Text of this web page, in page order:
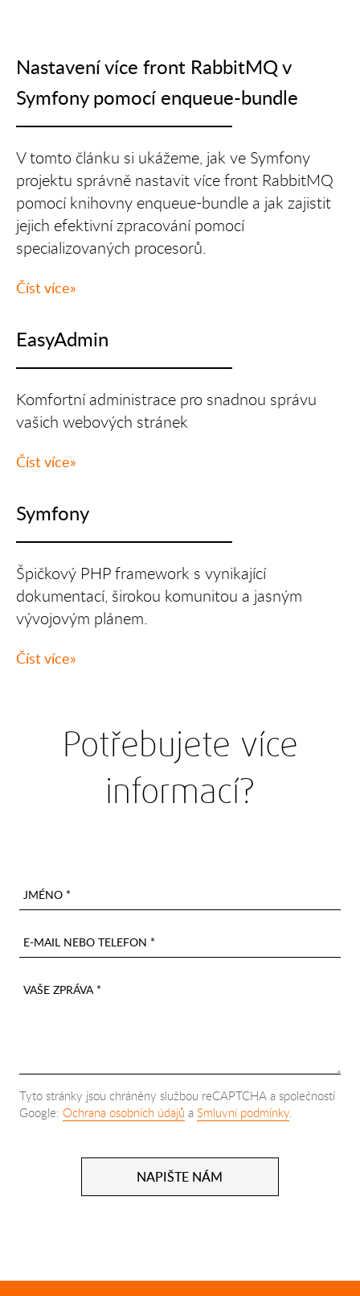
Nastavení více front RabbitMQ v
Symfony pomocí enqueue-bundle
V tomto článku si ukážeme, jak ve Symfony
projektu správně nastavit více front RabbitMQ
pomocí knihovny enqueue-bundle a jak zajistit
jejich efektivní zpracování pomocí
specializovaných procesorů.
Číst více
EasyAdmin
Komfortní administrace pro snadnou správu
vašich webových stránek
Číst více
Symfony
Špičkový PHP framework s vynikající
dokumentací, širokou komunitou a jasným
vývojovým plánem.
Číst více
Potřebujete více
informací?
JMÉNO *
E-MAIL NEBO TELEFON *
VAŠE ZPRÁVA *
Tyto stránky jsou chráněny službou reCAPTCHA a společností
Google:Ochrana osobních údajů aSmluvní podmínky.
NAPIŠTE NÁM